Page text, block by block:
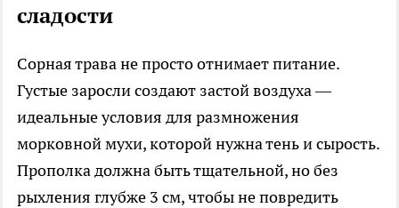
сладости
Сорная трава не просто отнимает питание.
Густые заросли создают застой воздуха —
идеальные условия для размножения
морковной мухи, которой нужна тень и сырость.
Прополка должна быть тщательной, но без
рыхления глубже 3 см, чтобы не повредить